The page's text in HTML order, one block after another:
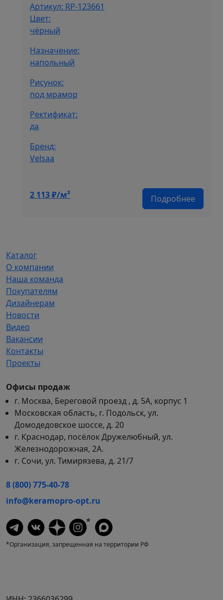
Артикул: RP-123661
Цвет:
чёрный
Назначение:
напольный
Рисунок:
под мрамор
Ректификат:
да
Бренд:
Velsaa
Подробнее
2 113₽/м²
Каталог
О компании
Наша команда
Покупателям
Дизайнерам
Новости
Видео
Вакансии
Контакты
Проекты
Офисы продаж
г. Москва, Береговой проезд , д. 5А, корпус 1
Московская область, г. Подольск, ул.
Домодедовское шоссе, д. 20
г. Краснодар, посёлок Дружелюбный, ул.
Железнодорожная, 2А.
г. Сочи, ул. Тимирязева, д. 21/7
8 (800) 775-40-78
info@keramopro-opt.ru
*
*Организация, запрещенная на территории РФ